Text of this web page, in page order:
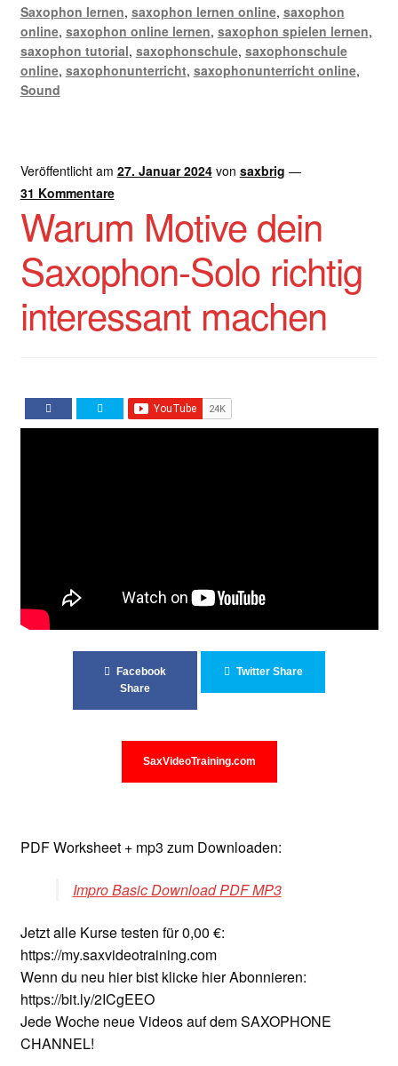
Saxophon lernen, saxophon lernen online, saxophon
online, saxophon online lernen, saxophon spielen lernen,
saxophon tutorial, saxophonschule, saxophonschule
online, saxophonunterricht, saxophonunterricht online,
Sound
Veröffentlicht am 27. Januar 2024 von saxbrig —
31 Kommentare
Warum Motive dein
Saxophon-Solo richtig
interessant machen
Facebook
Share
Twitter Share
SaxVideoTraining.com
PDF Worksheet + mp3 zum Downloaden:
Impro Basic Download PDF MP3
Jetzt alle Kurse testen für 0,00 €:
https://my.saxvideotraining.com
Wenn du neu hier bist klicke hier Abonnieren:
https://bit.ly/2ICgEEO
Jede Woche neue Videos auf dem SAXOPHONE
CHANNEL!